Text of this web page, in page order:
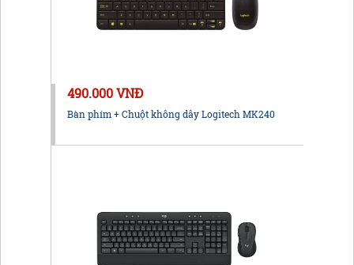
490.000 VNĐ
Bàn phím + Chuột không dây Logitech MK240